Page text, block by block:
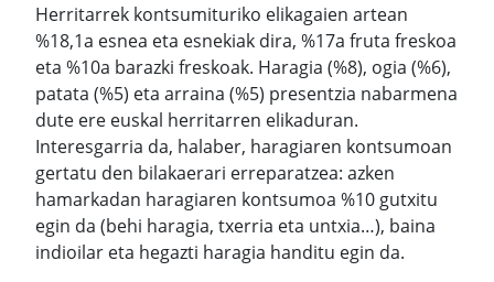
Herritarrek kontsumituriko elikagaien artean
%18,1a esnea eta esnekiak dira, %17a fruta freskoa
eta %10a barazki freskoak. Haragia (%8), ogia (%6),
patata (%5) eta arraina (%5) presentzia nabarmena
dute ere euskal herritarren elikaduran.
Interesgarria da, halaber, haragiaren kontsumoan
gertatu den bilakaerari erreparatzea: azken
hamarkadan haragiaren kontsumoa %10 gutxitu
egin da (behi haragia, txerria eta untxia…), baina
indioilar eta hegazti haragia handitu egin da.